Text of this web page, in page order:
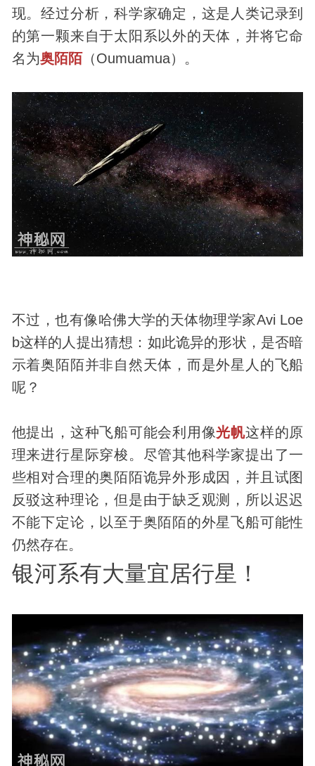
现。经过分析，科学家确定，这是人类记录到
的第一颗来自于太阳系以外的天体，并将它命
名为奥陌陌（Oumuamua）。
不过，也有像哈佛大学的天体物理学家Avi Loe
b这样的人提出猜想：如此诡异的形状，是否暗
示着奥陌陌并非自然天体，而是外星人的飞船
呢？
他提出，这种飞船可能会利用像光帆这样的原
理来进行星际穿梭。尽管其他科学家提出了一
些相对合理的奥陌陌诡异外形成因，并且试图
反驳这种理论，但是由于缺乏观测，所以迟迟
不能下定论，以至于奥陌陌的外星飞船可能性
仍然存在。
银河系有大量宜居行星！